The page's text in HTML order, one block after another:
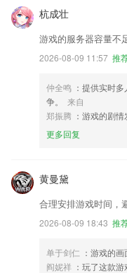
杭成壮
游戏的服务器容量不
2026-08-09 11:57 推
仲全鸣 ：提供实时
争。
来自
郑振腾 ：游戏的剧
更多回复
黄曼黛
合理安排游戏时间，
2026-08-09 18:43 推
单于剑仁 ：游戏的
阎妮祥 ：玩了这款